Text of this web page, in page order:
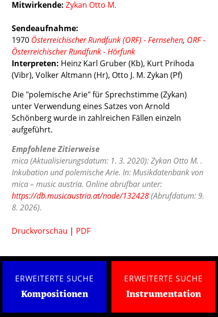
Mitwirkende: Zykan Otto M.
Sendeaufnahme:
1970 Österreichischer Rundfunk (ORF) - Fernsehen, ORF -
Österreichischer Rundfunk - Hörfunk
Interpreten: Heinz Karl Gruber (Kb), Kurt Prihoda
(Vibr), Volker Altmann (Hr), Otto J. M. Zykan (Pf)
Die "polemische Arie" für Sprechstimme (Zykan)
unter Verwendung eines Satzes von Arnold
Schönberg wurde in zahlreichen Fällen einzeln
aufgeführt.
Empfohlene Zitierweise
mica (Aktualisierungsdatum: 1. 3. 2020): Zykan Otto M. .
Inkubation und polemische Arie. In: Musikdatenbank von
mica – music austria. Online abrufbar unter:
https://db.musicaustria.at/node/132428(Abrufdatum: 9.
8. 2026).
Druckvorschau | PDF
ERWEITERTE SUCHE
Kompositionen
ERWEITERTE SUCHE
Instrumentation